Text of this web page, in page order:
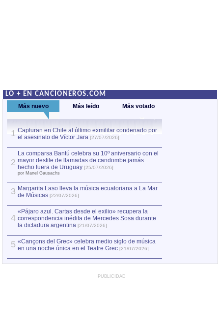
LO + EN CANCIONEROS.COM
Más nuevo Más leído Más votado
1 Capturan en Chile al último exmilitar condenado por
el asesinato de Víctor Jara [27/07/2026]
2
La comparsa Bantú celebra su 10º aniversario con el
mayor desfile de llamadas de candombe jamás
hecho fuera de Uruguay [25/07/2026]
por Manel Gausachs
3 Margarita Laso lleva la música ecuatoriana a La Mar
de Músicas [22/07/2026]
4
«Pájaro azul. Cartas desde el exilio» recupera la
correspondencia inédita de Mercedes Sosa durante
la dictadura argentina [21/07/2026]
5 «Cançons del Grec» celebra medio siglo de música
en una noche única en el Teatre Grec [21/07/2026]
PUBLICIDAD